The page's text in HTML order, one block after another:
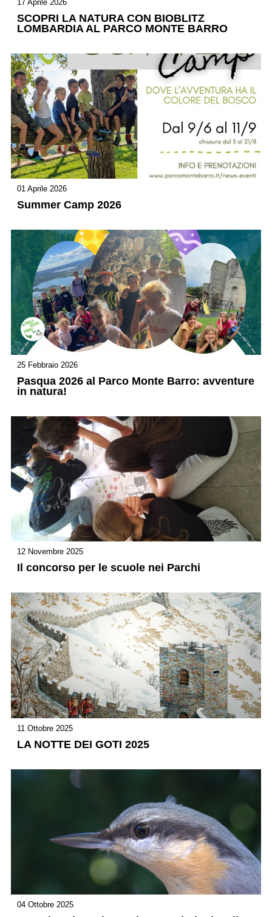
17 Aprile 2026
SCOPRI LA NATURA CON BIOBLITZ
LOMBARDIA AL PARCO MONTE BARRO
01 Aprile 2026
Summer Camp 2026
25 Febbraio 2026
Pasqua 2026 al Parco Monte Barro: avventure
in natura!
12 Novembre 2025
Il concorso per le scuole nei Parchi
11 Ottobre 2025
LA NOTTE DEI GOTI 2025
04 Ottobre 2025